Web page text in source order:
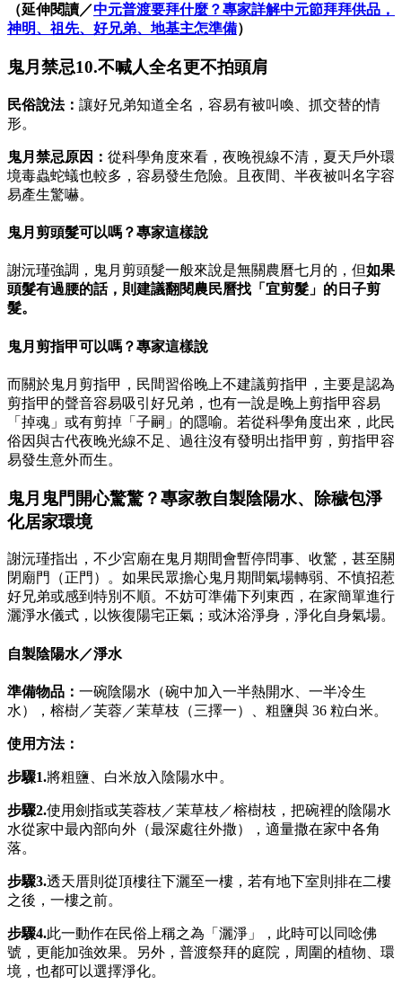
（延伸閱讀／中元普渡要拜什麼？專家詳解中元節拜拜供品，
神明、祖先、好兄弟、地基主怎準備）
鬼月禁忌10.不喊人全名更不拍頭肩
民俗說法： 讓好兄弟知道全名，容易有被叫喚、抓交替的情
形。
鬼月禁忌原因： 從科學角度來看，夜晚視線不清，夏天戶外環
境毒蟲蛇蟻也較多，容易發生危險。且夜間、半夜被叫名字容
易產生驚嚇。
鬼月剪頭髮可以嗎？專家這樣說
謝沅瑾強調，鬼月剪頭髮一般來說是無關農曆七月的，但如果
頭髮有過腰的話，則建議翻閱農民曆找「宜剪髮」的日子剪
髮。
鬼月剪指甲可以嗎？專家這樣說
而關於鬼月剪指甲，民間習俗晚上不建議剪指甲，主要是認為
剪指甲的聲音容易吸引好兄弟，也有一說是晚上剪指甲容易
「掉魂」或有剪掉「子嗣」的隱喻。若從科學角度出來，此民
俗因與古代夜晚光線不足、過往沒有發明出指甲剪，剪指甲容
易發生意外而生。
鬼月鬼門開心驚驚？專家教自製陰陽水、除穢包淨
化居家環境
謝沅瑾指出，不少宮廟在鬼月期間會暫停問事、收驚，甚至關
閉廟門（正門）。如果民眾擔心鬼月期間氣場轉弱、不慎招惹
好兄弟或感到特別不順。不妨可準備下列東西，在家簡單進行
灑淨水儀式，以恢復陽宅正氣；或沐浴淨身，淨化自身氣場。
自製陰陽水／淨水
準備物品： 一碗陰陽水（碗中加入一半熱開水、一半冷生
水），榕樹／芙蓉／茉草枝（三擇一）、粗鹽與 36 粒白米。
使用方法：
步驟1.將粗鹽、白米放入陰陽水中。
步驟2.使用劍指或芙蓉枝／茉草枝／榕樹枝，把碗裡的陰陽水
水從家中最內部向外（最深處往外撒），適量撒在家中各角
落。
步驟3.透天厝則從頂樓往下灑至一樓，若有地下室則排在二樓
之後，一樓之前。
步驟4.此一動作在民俗上稱之為「灑淨」，此時可以同唸佛
號，更能加強效果。另外，普渡祭拜的庭院，周圍的植物、環
境，也都可以選擇淨化。